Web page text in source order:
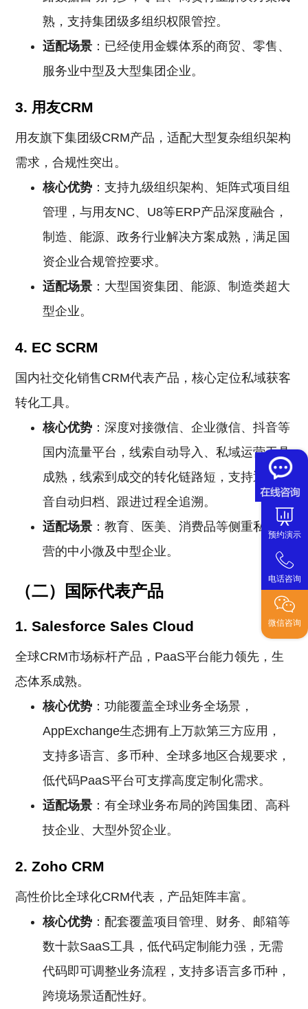
预约演示
电话咨询
微信咨询
熟，支持集团级多组织权限管控。
适配场景 ：已经使用金蝶体系的商贸、零售、
服务业中型及大型集团企业。
3. 用友CRM
用友旗下集团级CRM产品，适配大型复杂组织架构
需求，合规性突出。
核心优势 ：支持九级组织架构、矩阵式项目组
管理，与用友NC、U8等ERP产品深度融合，
制造、能源、政务行业解决方案成熟，满足国
资企业合规管控要求。
适配场景 ：大型国资集团、能源、制造类超大
型企业。
4. EC SCRM
国内社交化销售CRM代表产品，核心定位私域获客
转化工具。
核心优势 ：深度对接微信、企业微信、抖音等
国内流量平台，线索自动导入、私域运营工具
成熟，线索到成交的转化链路短，支持通话录
音自动归档、跟进过程全追溯。
适配场景 ：教育、医美、消费品等侧重私域运
营的中小微及中型企业。
（二）国际代表产品
1. Salesforce Sales Cloud
全球CRM市场标杆产品，PaaS平台能力领先，生
态体系成熟。
核心优势 ：功能覆盖全球业务全场景，
AppExchange生态拥有上万款第三方应用，
支持多语言、多币种、全球多地区合规要求，
低代码PaaS平台可支撑高度定制化需求。
适配场景 ：有全球业务布局的跨国集团、高科
技企业、大型外贸企业。
2. Zoho CRM
高性价比全球化CRM代表，产品矩阵丰富。
核心优势 ：配套覆盖项目管理、财务、邮箱等
数十款SaaS工具，低代码定制能力强，无需
代码即可调整业务流程，支持多语言多币种，
跨境场景适配性好。